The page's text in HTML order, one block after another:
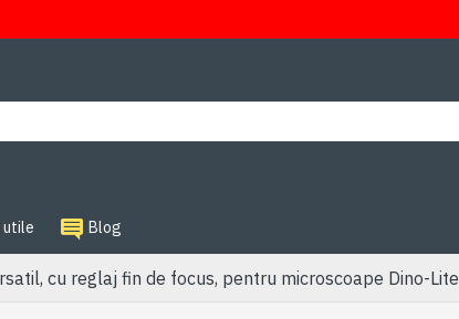
Blog
cu reglaj fin de focus, pentru microscoape Dino-Lite